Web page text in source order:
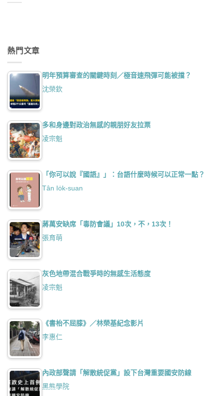
熱門文章
明年預算審查的關鍵時刻／極音速飛彈可能被擋？
沈榮欽
多和身邊對政治無感的親朋好友拉票
凌宗魁
「你可以說『國語』」：台語什麼時候可以正常一點？
Tân Io̍k-suan
蔣萬安缺席「毒防會議」10次，不，13次！
張育萌
灰色地帶混合戰爭時的無感生活態度
凌宗魁
《書枱不屈膝》／林榮基紀念影片
李惠仁
內政部聲請「解散統促黨」設下台灣重要國安防線
黑熊學院